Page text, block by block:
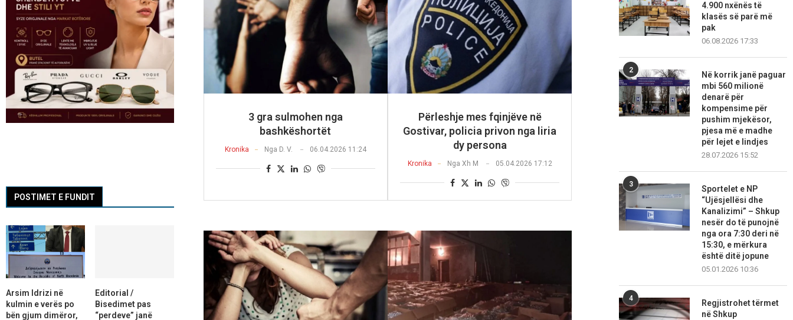
3 gra sulmohen nga
bashkëshortët
Kronika Nga D. V. 06.04.2026 11:24
Përleshje mes fqinjëve në
Gostivar, policia privon nga liria
dy persona
Kronika Nga Xh M 05.04.2026 17:12
4.900 nxënës të
klasës së parë më
pak
06.08.2026 17:33
2
Në korrik janë paguar
mbi 560 milionë
denarë për
kompensime për
pushim mjekësor,
pjesa më e madhe
për lejet e lindjes
28.07.2026 15:52
3
Sportelet e NP
“Ujësjellësi dhe
Kanalizimi” – Shkup
nesër do të punojnë
nga ora 7:30 deri në
15:30, e mërkura
është ditë jopune
05.01.2026 10:36
4
Regjistrohet tërmet
në Shkup
POSTIMET E FUNDIT
Arsim Idrizi në
kulmin e verës po
bën gjum dimëror,
Editorial /
Bisedimet pas
“perdeve” janë